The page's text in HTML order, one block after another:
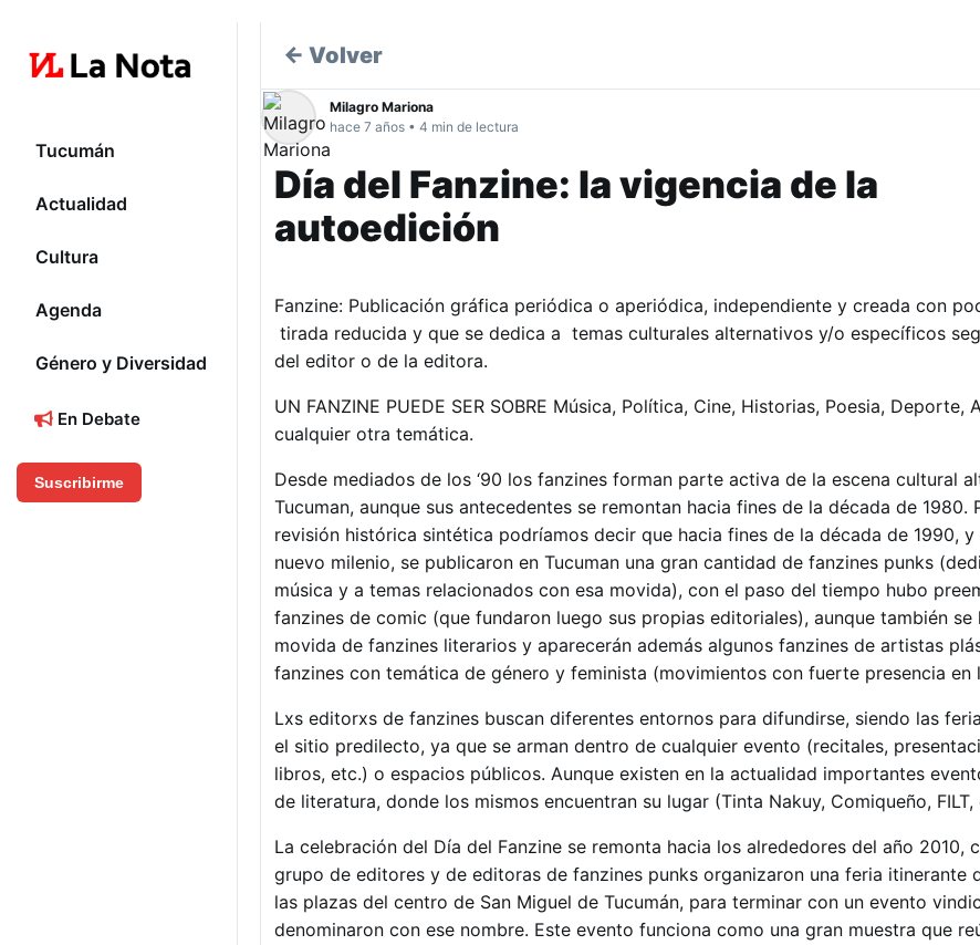
Tucumán
Actualidad
Cultura
Agenda
Género y Diversidad
En Debate
Suscribirme
← Volver
Milagro Mariona
hace 7 años • 4 min de lectura
Día del Fanzine: la vigencia de la
autoedición
Fanzine: Publicación gráfica periódica o aperiódica, independiente y creada con
tirada reducida y que se dedica a temas culturales alternativos y/o específicos
del editor o de la editora.
UN FANZINE PUEDE SER SOBRE Música, Política, Cine, Historias, Poesia, Deporte,
cualquier otra temática.
Desde mediados de los ‘90 los fanzines forman parte activa de la escena cultural
Tucuman, aunque sus antecedentes se remontan hacia fines de la década de 1980.
revisión histórica sintética podríamos decir que hacia fines de la década de 1990,
nuevo milenio, se publicaron en Tucuman una gran cantidad de fanzines punks
música y a temas relacionados con esa movida), con el paso del tiempo hubo
fanzines de comic (que fundaron luego sus propias editoriales), aunque también se
movida de fanzines literarios y aparecerán además algunos fanzines de artistas
fanzines con temática de género y feminista (movimientos con fuerte presencia en
Lxs editorxs de fanzines buscan diferentes entornos para difundirse, siendo las
el sitio predilecto, ya que se arman dentro de cualquier evento (recitales,
libros, etc.) o espacios públicos. Aunque existen en la actualidad importantes
de literatura, donde los mismos encuentran su lugar (Tinta Nakuy, Comiqueño, FILT,
La celebración del Día del Fanzine se remonta hacia los alrededores del año 2010,
grupo de editores y de editoras de fanzines punks organizaron una feria itinerante
las plazas del centro de San Miguel de Tucumán, para terminar con un evento
denominaron con ese nombre. Este evento funciona como una gran muestra que